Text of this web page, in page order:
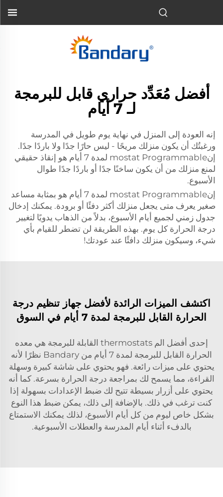
أفضل مُعَدِّد حراري قابل للبرمجة
لـ 7 أيام
إنه العودة إلى المنزل في نهاية يوم طويل في المدرسة
ورغبتُك أن يكون منزلك مريحًا - ليس حارًا جدًا ولا باردًا جدًا.
إنmostat Programmable لمدة 7 أيام هو إنقاذ حقيقي
لمنع منزلك من أن يكون ساخنًا جدًا أو باردًا جدًا طوال
الأسبوع.
إنmostat Programmable لمدة 7 أيام هو بمثابة مساعد
صغير يعرف متى يجعل منزلك أكثر دفئًا أو برودة. يمكنك إدخال
جدول زمني لجميع أيام الأسبوع، بدلاً من الذهاب يدويًا لتغيير
درجة الحرارة كل يوم. بهذه الطريقة لن تضطر للقيام بأي
شيء، وسيكون منزلك دافئًا عند عودتك!
اكتشف الميزات الرائدة لأفضل جهاز تنظيم درجة
الحرارة القابل للبرمجة لمدة 7 أيام في السوق
إحدى أفضل الم thermostats القابلة للبرمجة هي معده
الحرارة القابل للبرمجة لمدة 7 أيام من Bandary نظرًا لأنه
يحتوي على ميزات رائعة. فهو يحتوي على شاشة كبيرة وسهلة
القراءة، مما يسمح لك بمراجعة درجة الحرارة بسرعة. كما أنه
يحتوي على أزرار بسيطة تتيح لك ضبط الإعدادات بسهولة إذا
كنت ترغب في ذلك. بالإضافة إلى ذلك، يمكن ضبط هذا النوع
بشكل خاص ليوم من كل أيام الأسبوع، لذلك يمكنك الاستمتاع
بالدفء أثناء أيام المدرسة والعطلات الأسبوعية.